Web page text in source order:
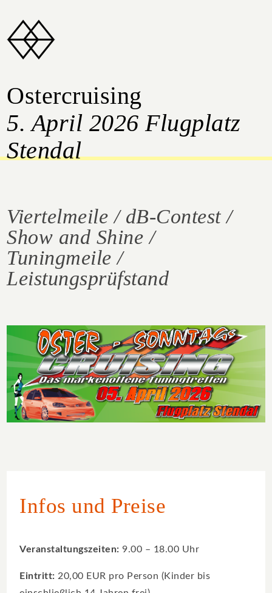
Ostercruising
5. April 2026 Flugplatz
Stendal
Viertelmeile / dB-Contest /
Show and Shine /
Tuningmeile /
Leistungsprüfstand
Infos und Preise
Veranstaltungszeiten: 9.00 – 18.00 Uhr
Eintritt: 20,00 EUR pro Person (Kinder bis